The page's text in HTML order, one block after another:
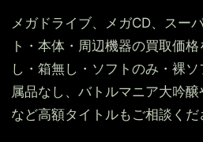
メガドライブ、メガCD、スー
ト・本体・周辺機器の買取価
し・箱無し・ソフトのみ・裸
属品なし、バトルマニア大吟
など高額タイトルもご相談くだ